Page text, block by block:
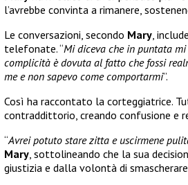
l’avrebbe convinta a rimanere,
Le conversazioni, secondo Mary,
telefonate. “Mi diceva che in puntata
complicità è dovuta al fatto che fossi
me e non sapevo come comportarmi”.
Così ha raccontato la corteggiatrice.
contraddittorio, creando confusione e
“Avrei potuto stare zitta e uscirmene
Mary, sottolineando che la sua
giustizia e dalla volontà di